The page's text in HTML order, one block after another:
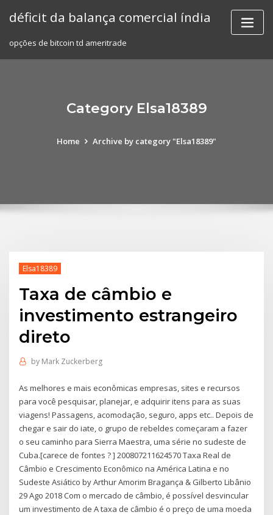
déficit da balança comercial índia
opções de bitcoin td ameritrade
Category Elsa18389
Home Archive by category "Elsa18389"
Elsa18389
Taxa de câmbio e
investimento estrangeiro
direto
by Mark Zuckerberg
As melhores e mais econômicas empresas, sites e recursos
para você pesquisar, planejar, e adquirir itens para as suas
viagens! Passagens, acomodação, seguro, apps etc.. Depois de
chegar e sair do iate, o grupo de rebeldes começaram a fazer
o seu caminho para Sierra Maestra, uma série no sudeste de
Cuba.[carece de fontes ? ] 200807211624570 Taxa Real de
Câmbio e Crescimento Econômico na América Latina e no
Sudeste Asiático by Arthur Amorim Bragança & Gilberto Libânio
29 Ago 2018 Com o mercado de câmbio, é possível desvincular
um investimento de A taxa de câmbio é o preço de uma moeda